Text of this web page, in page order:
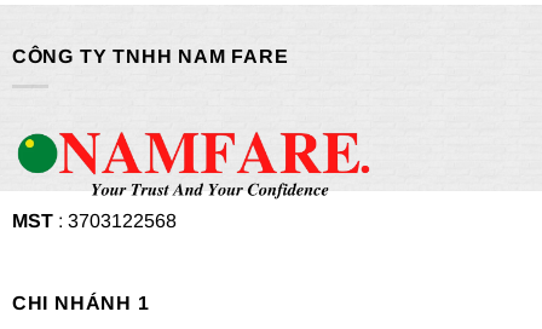
CÔNG TY TNHH NAM FARE
MST: 3703122568
CHI NHÁNH 1